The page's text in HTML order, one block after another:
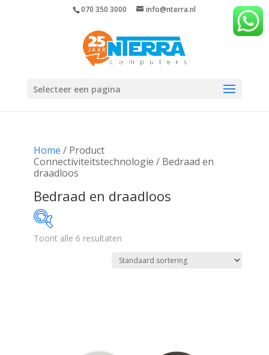
070 350 3000 info@nterra.nl
Selecteer een pagina
Home / Product
Connectiviteitstechnologie / Bedraad en
draadloos
Bedraad en draadloos
Toont alle 6 resultaten